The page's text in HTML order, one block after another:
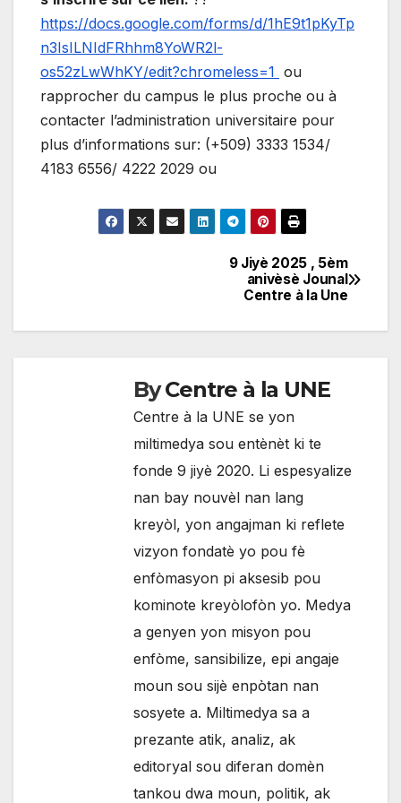
https://docs.google.com/forms/d/1hE9t1pKyTp
n3IsILNIdFRhhm8YoWR2l-
os52zLwWhKY/edit?chromeless=1 ou
rapprocher du campus le plus proche ou à
contacter l’administration universitaire pour
plus d’informations sur: (+509) 3333 1534/
4183 6556/ 4222 2029 ou
9 Jiyè 2025 , 5èm
anivèsè Jounal
Centre à la Une
ByCentre à la UNE
Centre à la UNE se yon
miltimedya sou entènèt ki te
fonde 9 jiyè 2020. Li espesyalize
nan bay nouvèl nan lang
kreyòl, yon angajman ki reflete
vizyon fondatè yo pou fè
enfòmasyon pi aksesib pou
kominote kreyòlofòn yo. Medya
a genyen yon misyon pou
enfòme, sansibilize, epi angaje
moun sou sijè enpòtan nan
sosyete a. Miltimedya sa a
prezante atik, analiz, ak
editoryal sou diferan domèn
tankou dwa moun, politik, ak